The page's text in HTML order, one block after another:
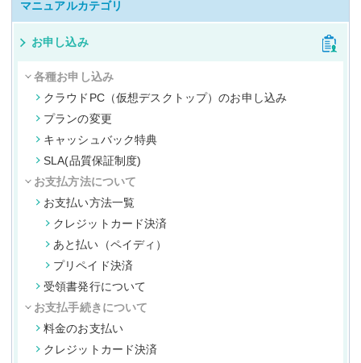
マニュアルカテゴリ
お申し込み
各種お申し込み
クラウドPC（仮想デスクトップ）のお申し込み
プランの変更
キャッシュバック特典
SLA(品質保証制度)
お支払方法について
お支払い方法一覧
クレジットカード決済
あと払い（ペイディ）
プリペイド決済
受領書発行について
お支払手続きについて
料金のお支払い
クレジットカード決済